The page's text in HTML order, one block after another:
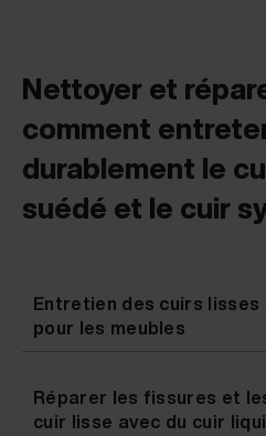
Nettoyer et
comment
durablement le
suédé et le cuir
Entretien des cuirs lisses
pour les meubles
Réparer les fissures et
cuir lisse avec du cuir